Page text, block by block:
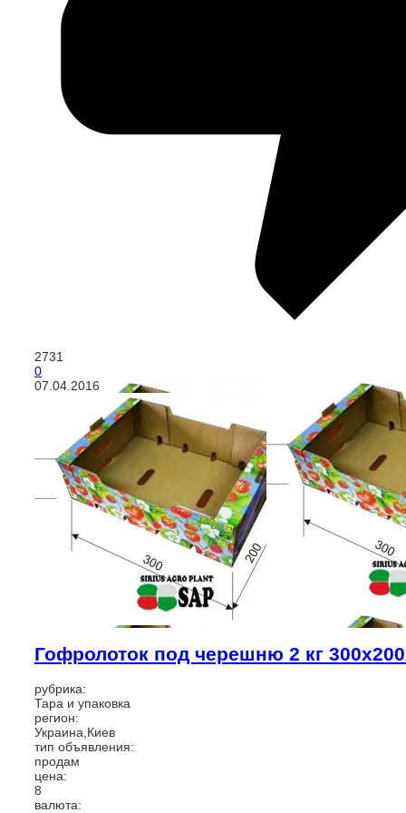
2731
0
07.04.2016
Гофролоток под черешню 2 кг
рубрика:
Тара и упаковка
регион:
Украина,Киев
тип объявления:
продам
цена:
8
валюта: